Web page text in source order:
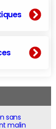
sans
malin